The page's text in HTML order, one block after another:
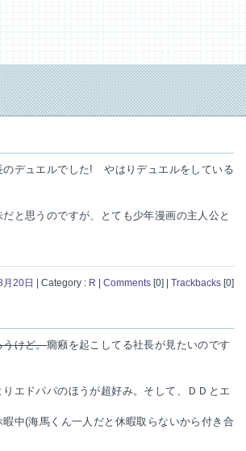
のデュエルでした! やはりデュエルをしている
と思うのですが、とても少年漫画の主人公と
20日 | Category : R Comments [0] Trackbacks [0]
うけど。癇癪を起こしてる社長が見たいのです
エドパパのほうが超好み。そして、ＤＤとエ
中(海馬くん一人だと休暇取らないから付き合